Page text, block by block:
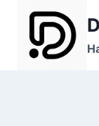
Doorgaan
inhoud